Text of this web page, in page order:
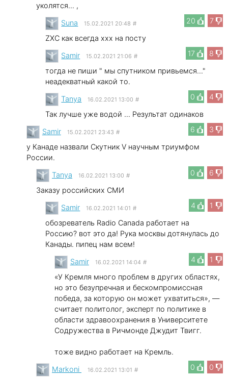
уколятся... ,
20
7
Suna 15.02.2021 20:48 #
ZXC как всегда xxx на посту
17
8
Samir 15.02.2021 21:06 #
тогда не пиши " мы спутником привьемся..."
неадекватный какой то.
0
4
Tanya 16.02.2021 13:00 #
Так лучше уже водой ... Результат одинаков
6
3
Samir 15.02.2021 23:43 #
у Канаде назвали Скутник V научным триумфом
России.
0
6
Tanya 16.02.2021 13:00 #
Заказу российских СМИ
4
1
Samir 16.02.2021 14:01 #
обозреватель Radio Canada работает на
Россию? вот это да! Рука москвы дотянулась до
Канады. пипец нам всем!
4
1
Samir 16.02.2021 14:04 #
«У Кремля много проблем в других областях,
но это безупречная и бескомпромиссная
победа, за которую он может ухватиться», —
считает политолог, эксперт по политике в
области здравоохранения в Университете
Содружества в Ричмонде Джудит Твигг.
тоже видно работает на Кремль.
0
0
Markoni 16.02.2021 13:01 #